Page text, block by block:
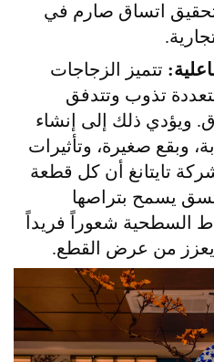
تحقيق اتساق صارم في
تتميز الزجاجات
تذوب وتتدفق
ويؤدي ذلك إلى إنشاء
وبقع صغيرة، وتأثيرات
تايتانغ أن كل قطعة
يسمح بتراصها
السطحية شعوراً فريداً
يعزز من عرض القطع.